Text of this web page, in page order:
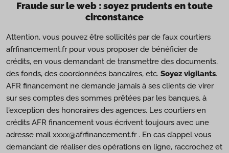
Fraude sur le web : soyez prudents en toute
circonstance
Attention, vous pouvez être sollicités par de faux courtiers
afrfinancement.fr pour vous proposer de bénéficier de
crédits, en vous demandant de transmettre des documents,
des fonds, des coordonnées bancaires, etc. Soyez vigilants.
AFR financement ne demande jamais à ses clients de virer
sur ses comptes des sommes prêtées par les banques, à
l'exception des honoraires des agences. Les courtiers en
crédits AFR financement vous écrivent toujours avec une
adresse mail xxxx@afrfinancement.fr . En cas d’appel vous
demandant de réaliser des opérations en ligne, raccrochez et